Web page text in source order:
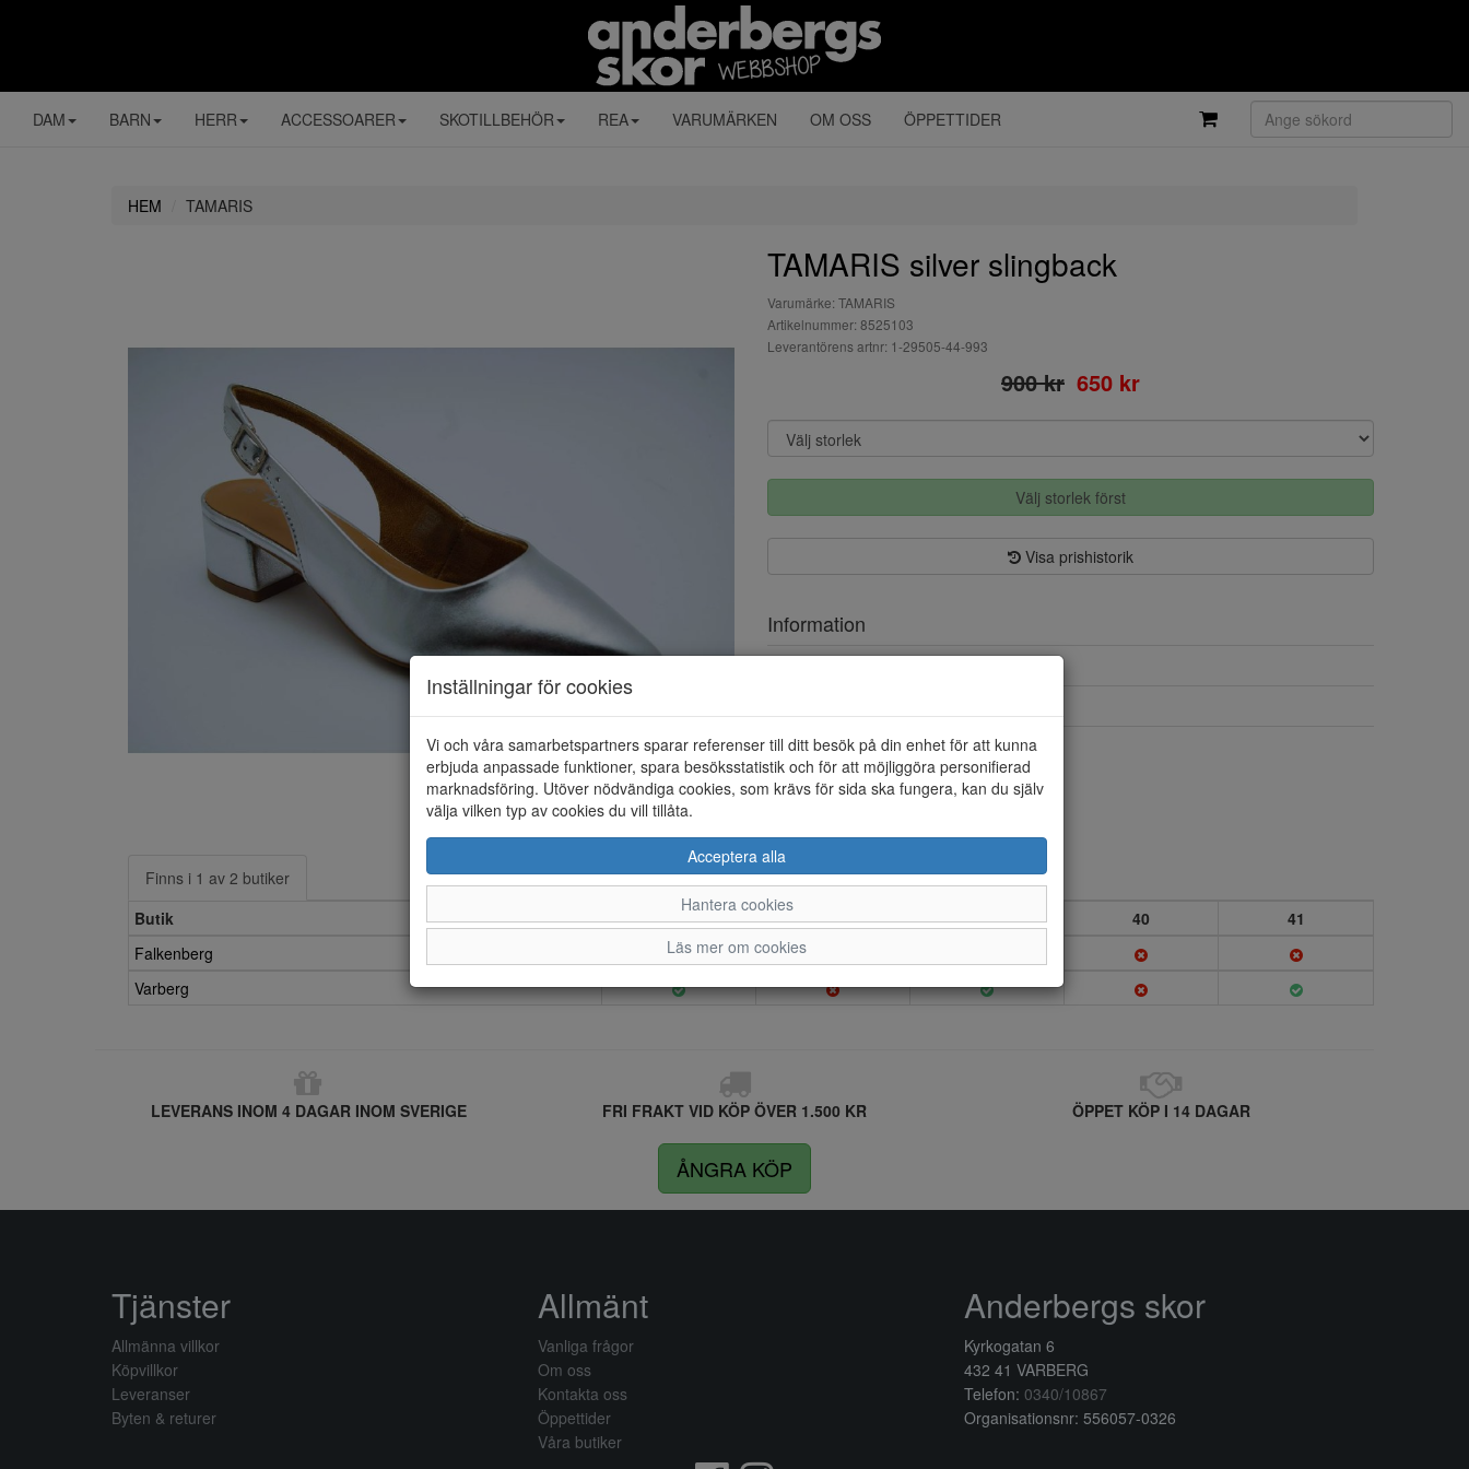
DAM BARN HERR ACCESSOARER SKOTILLBEHÖR REA VARUMÄRKEN OM OSS ÖPPETTIDER
HEM TAMARIS
TAMARIS silver slingback
Varumärke: TAMARIS
Artikelnummer: 8525103
Leverantörens artnr: 1-29505-44-993
900 kr 650 kr
Välj storlek först
Visa prishistorik
Information
Klackhöjd
45 mm
Finns i 1 av 2 butiker
Butik
37 38 39 40
41
Falkenberg
Varberg
LEVERANS INOM 4 DAGAR INOM SVERIGE FRI FRAKT VID KÖP ÖVER 1.500 KR ÖPPET KÖP I 14 DAGAR
ÅNGRA KÖP
Inställningar för cookies
Vi och våra samarbetspartners sparar referenser till ditt besök på din enhet för att kunna
erbjuda anpassade funktioner, spara besöksstatistik och för att möjliggöra personifierad
marknadsföring. Utöver nödvändiga cookies, som krävs för sida ska fungera, kan du själv
välja vilken typ av cookies du vill tillåta.
Acceptera alla
Hantera cookies
Läs mer om cookies
Tjänster
Allmänna villkor
Köpvillkor
Leveranser
Byten & returer
Allmänt
Vanliga frågor
Om oss
Kontakta oss
Öppettider
Våra butiker
Anderbergs skor
Kyrkogatan 6
432 41 VARBERG
Telefon: 0340/10867
Organisationsnr: 556057-0326